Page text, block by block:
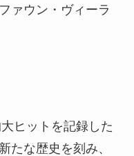
ァウン・ヴィーラ
ヒットを記録した
たな歴史を刻み、